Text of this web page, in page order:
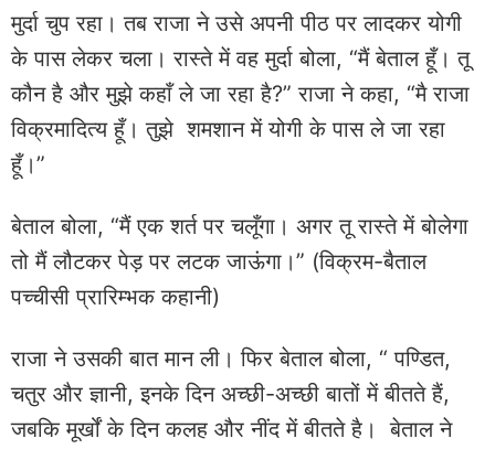
मुर्दा चुप रहा। तब राजा ने उसे अपनी पीठ पर लादकर योगी
के पास लेकर चला। रास्ते में वह मुर्दा बोला, “मैं बेताल हूँ। तू
कौन है और मुझे कहाँ ले जा रहा है?” राजा ने कहा, “मै राजा
विक्रमादित्य हूँ। तुझे शमशान में योगी के पास ले जा रहा
हूँ।”
बेताल बोला, “मैं एक शर्त पर चलूँगा। अगर तू रास्ते में बोलेगा
तो मैं लौटकर पेड़ पर लटक जाऊंगा।” (विक्रम-बैताल
पच्चीसी प्रारिम्भक कहानी)
राजा ने उसकी बात मान ली। फिर बेताल बोला, “ पण्डित,
चतुर और ज्ञानी, इनके दिन अच्छी-अच्छी बातों में बीतते हैं,
जबकि मूर्खों के दिन कलह और नींद में बीतते है। बेताल ने